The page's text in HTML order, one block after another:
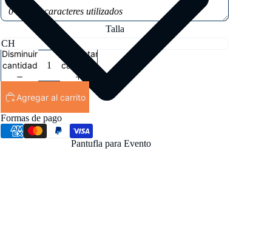
0 de 100 caracteres utilizados
Talla
Disminuir
cantidad
Aumentar
cantidad
Agregar al carrito
Formas de pago
Pantufla para Evento